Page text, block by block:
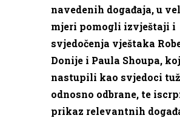
navedenih događaja, u
mjeri pomogli izvještaji i
svjedočenja vještaka
Donije i Paula Shoupa,
nastupili kao svjedoci
odnosno odbrane, te
prikaz relevantnih